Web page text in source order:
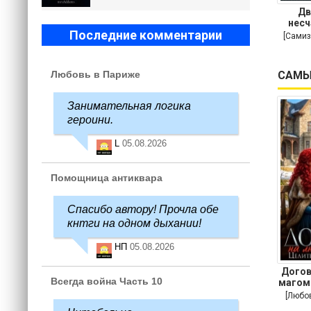
Последние комментарии
Любовь в Париже
Занимательная логика
героини.
L 05.08.2026
Помощница антиквара
Спасибо автору! Прочла обе
кнтги на одном дыхании!
НП 05.08.2026
Всегда война Часть 10